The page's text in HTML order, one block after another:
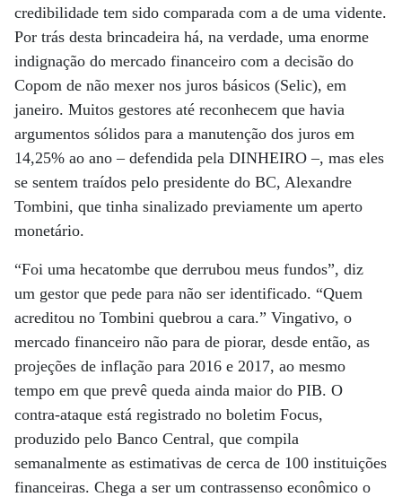
credibilidade tem sido comparada com a de uma vidente.
Por trás desta brincadeira há, na verdade, uma enorme
indignação do mercado financeiro com a decisão do
Copom de não mexer nos juros básicos (Selic), em
janeiro. Muitos gestores até reconhecem que havia
argumentos sólidos para a manutenção dos juros em
14,25% ao ano – defendida pela DINHEIRO –, mas eles
se sentem traídos pelo presidente do BC, Alexandre
Tombini, que tinha sinalizado previamente um aperto
monetário.
“Foi uma hecatombe que derrubou meus fundos”, diz
um gestor que pede para não ser identificado. “Quem
acreditou no Tombini quebrou a cara.” Vingativo, o
mercado financeiro não para de piorar, desde então, as
projeções de inflação para 2016 e 2017, ao mesmo
tempo em que prevê queda ainda maior do PIB. O
contra-ataque está registrado no boletim Focus,
produzido pelo Banco Central, que compila
semanalmente as estimativas de cerca de 100 instituições
financeiras. Chega a ser um contrassenso econômico o